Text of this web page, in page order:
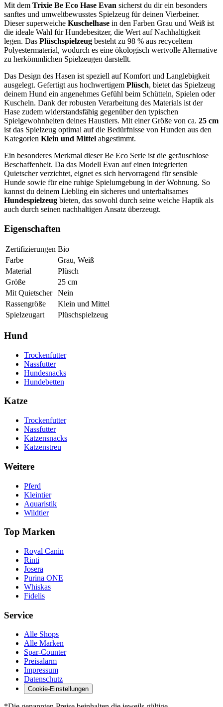
Mit dem Trixie Be Eco Hase Evan sicherst du dir ein besonders
sanftes und umweltbewusstes Spielzeug für deinen Vierbeiner.
Dieser superweiche Kuschelhase in den Farben Grau und Weiß ist
die ideale Wahl für Hundebesitzer, die Wert auf Nachhaltigkeit
legen. Das Plüschspielzeug besteht zu 98 % aus recyceltem
Polyestermaterial, wodurch es eine ökologisch wertvolle Alternative
zu herkömmlichen Spielzeugen darstellt.
Das Design des Hasen ist speziell auf Komfort und Langlebigkeit
ausgelegt. Gefertigt aus hochwertigem Plüsch, bietet das Spielzeug
deinem Hund ein angenehmes Gefühl beim Schütteln, Spielen oder
Kuscheln. Dank der robusten Verarbeitung des Materials ist der
Hase zudem widerstandsfähig gegenüber den typischen
Spielgewohnheiten deines Haustiers. Mit einer Größe von ca. 25 cm
ist das Spielzeug optimal auf die Bedürfnisse von Hunden aus den
Kategorien Klein und Mittel abgestimmt.
Ein besonderes Merkmal dieser Be Eco Serie ist die geräuschlose
Beschaffenheit. Da das Modell Evan auf einen integrierten
Quietscher verzichtet, eignet es sich hervorragend für sensible
Hunde sowie für eine ruhige Spielumgebung in der Wohnung. So
kannst du deinem Liebling ein sicheres und unterhaltsames
Hundespielzeug bieten, das sowohl durch seine weiche Haptik als
auch durch seinen nachhaltigen Ansatz überzeugt.
Eigenschaften
Zertifizierungen Bio
Farbe
Grau, Weiß
Material
Plüsch
Größe
25 cm
Mit Quietscher
Nein
Rassengröße
Klein und Mittel
Spielzeugart
Plüschspielzeug
Hund
Trockenfutter
Nassfutter
Hundesnacks
Hundebetten
Katze
Trockenfutter
Nassfutter
Katzensnacks
Katzenstreu
Weitere
Pferd
Kleintier
Aquaristik
Wildtier
Top Marken
Royal Canin
Rinti
Josera
Purina ONE
Whiskas
Fidelis
Service
Alle Shops
Alle Marken
Spar-Counter
Preisalarm
Impressum
Datenschutz
Cookie-Einstellungen